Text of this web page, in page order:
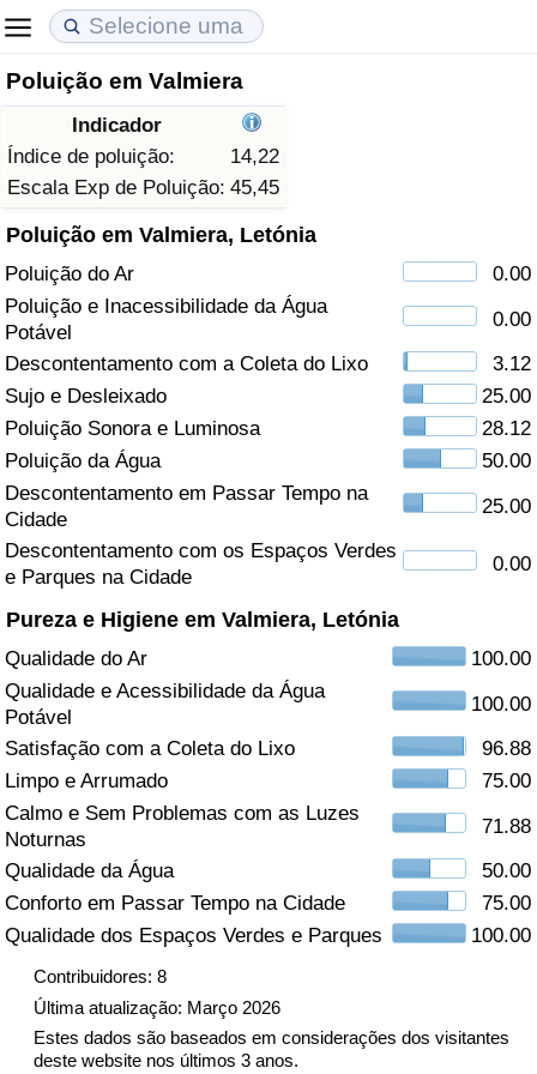
Poluição em Valmiera
Indicador
Índice de poluição:
14,22
Escala Exp de Poluição: 45,45
Poluição em Valmiera, Letónia
Poluição do Ar
0.00
Poluição e Inacessibilidade da Água
Potável
0.00
Descontentamento com a Coleta do Lixo
3.12
Sujo e Desleixado
25.00
Poluição Sonora e Luminosa
28.12
Poluição da Água
50.00
Descontentamento em Passar Tempo na
Cidade
25.00
Descontentamento com os Espaços Verdes
e Parques na Cidade
0.00
Pureza e Higiene em Valmiera, Letónia
Qualidade do Ar
100.00
Qualidade e Acessibilidade da Água
Potável
100.00
Satisfação com a Coleta do Lixo
96.88
Limpo e Arrumado
75.00
Calmo e Sem Problemas com as Luzes
Noturnas
71.88
Qualidade da Água
50.00
Conforto em Passar Tempo na Cidade
75.00
Qualidade dos Espaços Verdes e Parques
100.00
Contribuidores: 8
Última atualização: Março 2026
Estes dados são baseados em considerações dos visitantes
deste website nos últimos 3 anos.
Custo de Vida
Indicador de Custo de Vida (Atual)
Indicador de Custo de Vida
Indicador de Custo de Vida Por País
em Aqaba
Preços de Imóveis
Indicador de Preços de Imóveis (Atual)
Indicador de Preços de Imóveis
Indicador de Preços de Imóveis por País
Qualidade de Vida
Indicador de Qualidade de Vida
Indicador de Qualidade de Vida (Atual)
Índice de qualidade de vida por país
Crime
Taxa do Indicador de Crime (Atual)
Indicador de Crime
Índice de criminalidade por país
Saúde
Indicador de Saúde
Indicador de Saúde por País
Poluição
Indicador de Poluição (Atual)
Índice de poluição
Indicador de Poluição por País
Trânsito